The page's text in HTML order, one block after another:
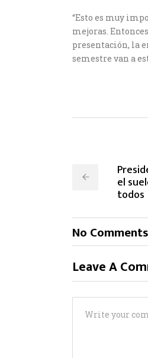
“Esto es muy
mejoras.
presentación, la
semestre van a
el
todos
No Comments
Leave A